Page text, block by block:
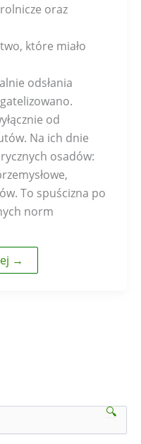
oraz
które miało
odsłania
od
Na ich dnie
osadów:
To spuścizna po
norm
→
🔍